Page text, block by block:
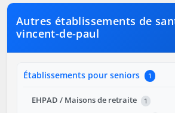
Autres établissements de
vincent-de-paul
Établissements pour seniors 1
EHPAD / Maisons de retraite 1